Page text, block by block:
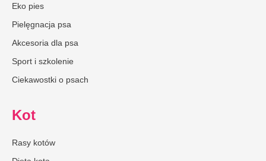
Eko pies
Pielęgnacja psa
Akcesoria dla psa
Sport i szkolenie
Ciekawostki o psach
Kot
Rasy kotów